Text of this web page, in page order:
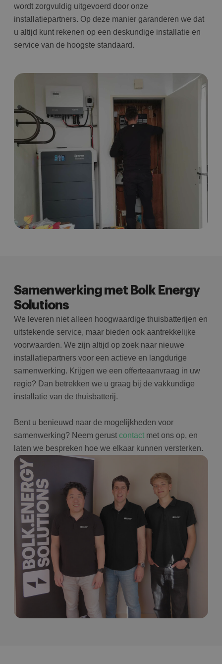
wordt zorgvuldig uitgevoerd door onze
installatiepartners. Op deze manier garanderen we dat
u altijd kunt rekenen op een deskundige installatie en
service van de hoogste standaard.
Samenwerking met Bolk Energy
Solutions
We leveren niet alleen hoogwaardige thuisbatterijen en
uitstekende service, maar bieden ook aantrekkelijke
voorwaarden. We zijn altijd op zoek naar nieuwe
installatiepartners voor een actieve en langdurige
samenwerking. Krijgen we een offerteaanvraag in uw
regio? Dan betrekken we u graag bij de vakkundige
installatie van de thuisbatterij.
Bent u benieuwd naar de mogelijkheden voor
samenwerking? Neem gerust contactmet ons op, en
laten we bespreken hoe we elkaar kunnen versterken.